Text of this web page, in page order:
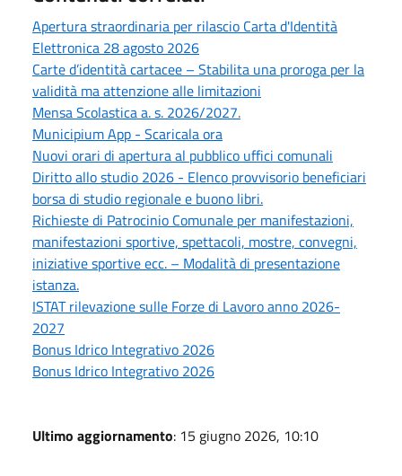
Apertura straordinaria per rilascio Carta d'Identità
Elettronica 28 agosto 2026
Carte d’identità cartacee – Stabilita una proroga per la
validità ma attenzione alle limitazioni
Mensa Scolastica a. s. 2026/2027.
Municipium App - Scaricala ora
Nuovi orari di apertura al pubblico uffici comunali
Diritto allo studio 2026 - Elenco provvisorio beneficiari
borsa di studio regionale e buono libri.
Richieste di Patrocinio Comunale per manifestazioni,
manifestazioni sportive, spettacoli, mostre, convegni,
iniziative sportive ecc. – Modalità di presentazione
istanza.
ISTAT rilevazione sulle Forze di Lavoro anno 2026-
2027
Bonus Idrico Integrativo 2026
Bonus Idrico Integrativo 2026
Ultimo aggiornamento: 15 giugno 2026, 10:10